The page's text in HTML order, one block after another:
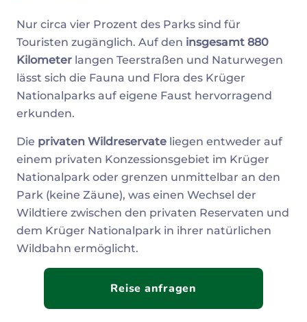
Nur circa vier Prozent des Parks sind für
Touristen zugänglich. Auf den insgesamt 880
Kilometer langen Teerstraßen und Naturwegen
lässt sich die Fauna und Flora des Krüger
Nationalparks auf eigene Faust hervorragend
erkunden.
Die privaten Wildreservate liegen entweder auf
einem privaten Konzessionsgebiet im Krüger
Nationalpark oder grenzen unmittelbar an den
Park (keine Zäune), was einen Wechsel der
Wildtiere zwischen den privaten Reservaten und
dem Krüger Nationalpark in ihrer natürlichen
Wildbahn ermöglicht.
Reise anfragen